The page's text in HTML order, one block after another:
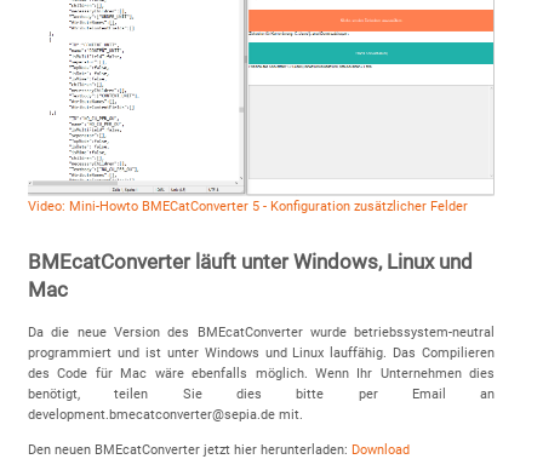
Video: Mini-Howto BMECatConverter 5 - Konfiguration zusätzlicher Felder
BMEcatConverter läuft unter Windows, Linux und
Mac
Da die neue Version des BMEcatConverter wurde betriebssystem-neutral
programmiert und ist unter Windows und Linux lauffähig. Das Compilieren
des Code für Mac wäre ebenfalls möglich. Wenn Ihr Unternehmen dies
benötigt, teilen Sie dies bitte per Email an
development.bmecatconverter@sepia.de mit.
Den neuen BMEcatConverter jetzt hier herunterladen: Download